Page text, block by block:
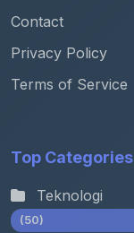
Contact
Privacy Policy
Terms of Service
Top Categories
Teknologi
(50)